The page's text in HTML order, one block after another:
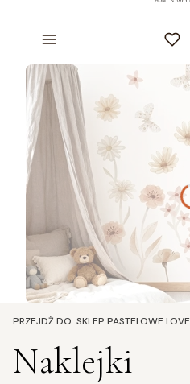
PRZEJDŹ DO: SKLEP PASTELOWE LOVE
Naklejki